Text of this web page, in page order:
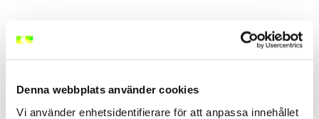
Denna webbplats använder cookies
Vi använder enhetsidentifierare för att anpassa innehållet
Varför välja BAM - Bättre
Arbetsmiljö, en
arbetsmiljöutbildning Västerås?